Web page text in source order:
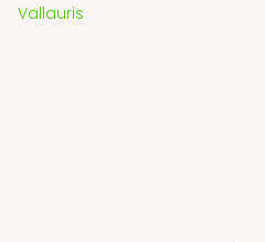
Vallauris